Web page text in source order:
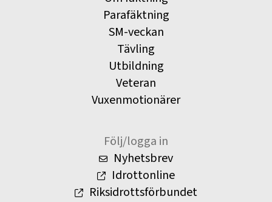
Parafäktning
SM-veckan
Tävling
Utbildning
Veteran
Vuxenmotionärer
Följ/logga in
Nyhetsbrev
Idrottonline
Riksidrottsförbundet